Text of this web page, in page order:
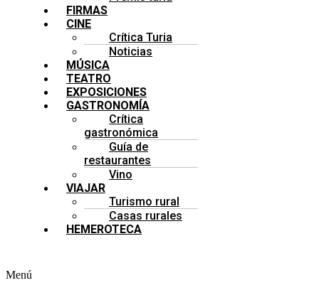
FIRMAS
CINE
Crítica Turia
Noticias
MÚSICA
TEATRO
EXPOSICIONES
GASTRONOMÍA
Crítica
gastronómica
Guía de
restaurantes
Vino
VIAJAR
Turismo rural
Casas rurales
HEMEROTECA
Menú